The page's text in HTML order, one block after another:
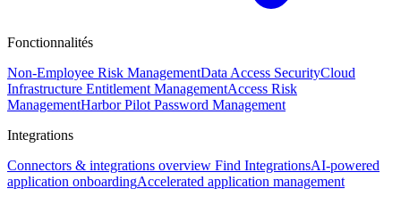
Fonctionnalités
Non-Employee Risk ManagementData Access SecurityCloud
Infrastructure Entitlement ManagementAccess Risk
ManagementHarbor Pilot Password Management
Integrations
Connectors & integrations overview Find IntegrationsAI-powered
application onboardingAccelerated application management